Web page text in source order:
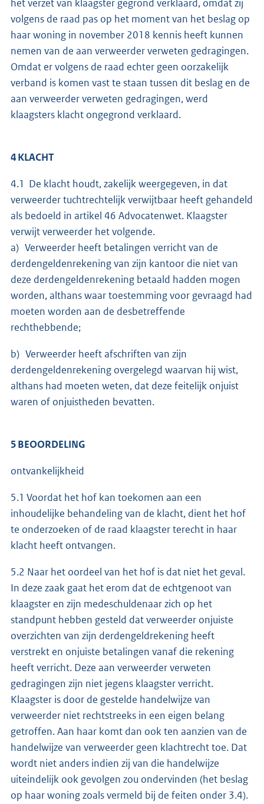
het verzet van klaagster gegrond verklaard, omdat zij
volgens de raad pas op het moment van het beslag op
haar woning in november 2018 kennis heeft kunnen
nemen van de aan verweerder verweten gedragingen.
Omdat er volgens de raad echter geen oorzakelijk
verband is komen vast te staan tussen dit beslag en de
aan verweerder verweten gedragingen, werd
klaagsters klacht ongegrond verklaard.
4 KLACHT
4.1 De klacht houdt, zakelijk weergegeven, in dat
verweerder tuchtrechtelijk verwijtbaar heeft gehandeld
als bedoeld in artikel 46 Advocatenwet. Klaagster
verwijt verweerder het volgende.
a) Verweerder heeft betalingen verricht van de
derdengeldenrekening van zijn kantoor die niet van
deze derdengeldenrekening betaald hadden mogen
worden, althans waar toestemming voor gevraagd had
moeten worden aan de desbetreffende
rechthebbende;
b) Verweerder heeft afschriften van zijn
derdengeldenrekening overgelegd waarvan hij wist,
althans had moeten weten, dat deze feitelijk onjuist
waren of onjuistheden bevatten.
5 BEOORDELING
ontvankelijkheid
5.1 Voordat het hof kan toekomen aan een
inhoudelijke behandeling van de klacht, dient het hof
te onderzoeken of de raad klaagster terecht in haar
klacht heeft ontvangen.
5.2 Naar het oordeel van het hof is dat niet het geval.
In deze zaak gaat het erom dat de echtgenoot van
klaagster en zijn medeschuldenaar zich op het
standpunt hebben gesteld dat verweerder onjuiste
overzichten van zijn derdengeldrekening heeft
verstrekt en onjuiste betalingen vanaf die rekening
heeft verricht. Deze aan verweerder verweten
gedragingen zijn niet jegens klaagster verricht.
Klaagster is door de gestelde handelwijze van
verweerder niet rechtstreeks in een eigen belang
getroffen. Aan haar komt dan ook ten aanzien van de
handelwijze van verweerder geen klachtrecht toe. Dat
wordt niet anders indien zij van die handelwijze
uiteindelijk ook gevolgen zou ondervinden (het beslag
op haar woning zoals vermeld bij de feiten onder 3.4).